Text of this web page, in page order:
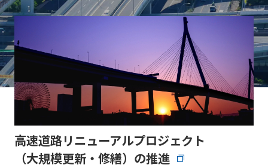
高速道路リニューアルプロジェクト
（大規模更新・修繕）の推進